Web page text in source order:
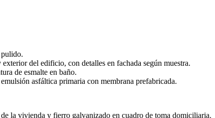
del edificio, con detalles en fachada según muestra.
de esmalte en baño.
asfáltica primaria con membrana prefabricada.
la vivienda y fierro galvanizado en cuadro de toma domiciliaria.